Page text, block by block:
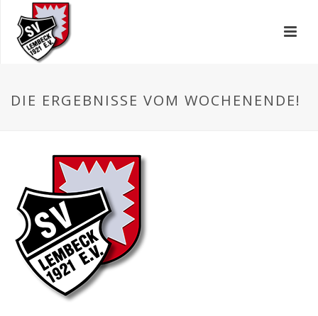
DIE ERGEBNISSE VOM WOCHENENDE!